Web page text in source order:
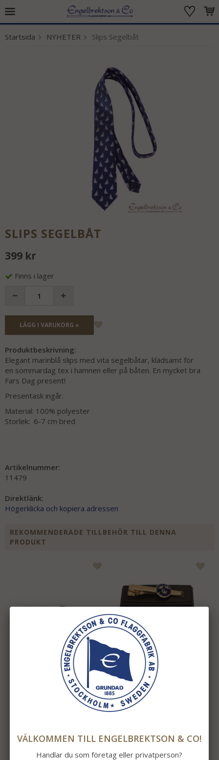
Produkten har blivit tillagd i varukorgen
Startsida NYHETER Slips Segelbåt
SLIPS SEGELBÅT
399 kr
Finns i lager
LÄGG I VARUKORG »
Produktbeskrivning:
Elegant marinblå slips med vita segelbåtar, klädsamt för
en sommardag tex i hamnen eller på båten. En mycket bra
Fars Dag present!
Presentask ingår.
Material: 100% polyester
Storlek: 6-7 cm bred
Artikelnummer:
11479
Direktlänk:
Högerklicka och kopiera adressen
REKOMMENDERADE TILLBEHÖR TILL DENNA
PRODUKT
Slipsklämma Tre Kronor Tre Kronor Set
VÄLKOMMEN TILL ENGELBREKTSON & CO!
Handlar du som företag eller privatperson?